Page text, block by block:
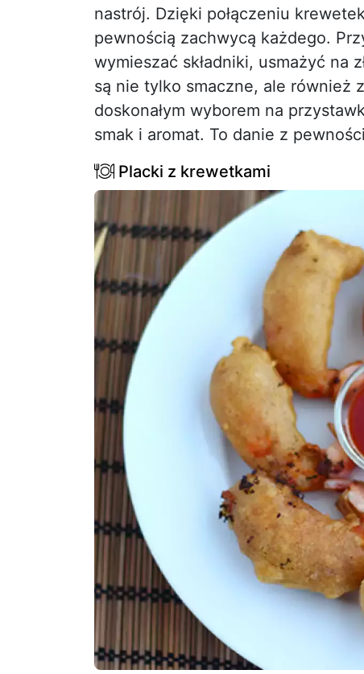
nastrój. Dzięki połączeniu
pewnością zachwycą każdego.
wymieszać składniki, usmażyć na
są nie tylko smaczne, ale również
doskonałym wyborem na
smak i aromat. To danie z
Placki z krewetkami